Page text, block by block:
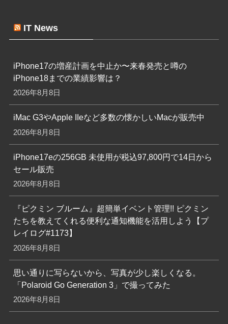
IT News
iPhone17の増産計画を中止か〜来春発売と噂の
iPhone18までの業績影響は？
2026年8月8日
iMac G3やApple IIeなど多数の懐かしいMacが販売中
2026年8月8日
iPhone17eの256GB 未使用が税込97,800円で14日から
セール販売
2026年8月8日
『ピクミン ブルーム』超簡単イベント管理!! ピクミン
たちを教えてくれる便利な通知機能を活用しよう【プ
レイログ#1173】
2026年8月8日
思い通りに写らないから、写真が少し楽しくなる。
「Polaroid Go Generation 3」で撮ってみた
2026年8月8日